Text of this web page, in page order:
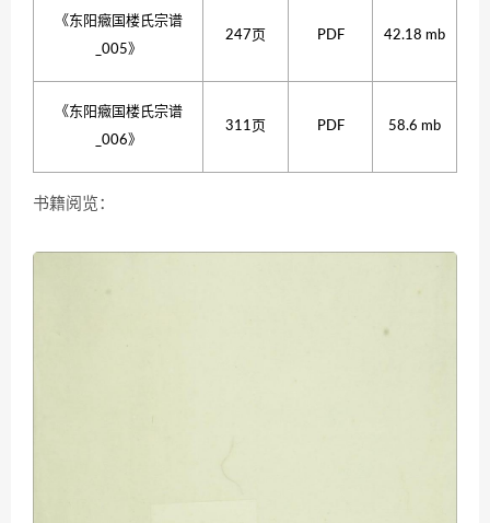
《东阳癓国楼氏宗谱
_005》
247页 PDF 42.18 mb
《东阳癓国楼氏宗谱
_006》
311页 PDF 58.6 mb
书籍阅览：